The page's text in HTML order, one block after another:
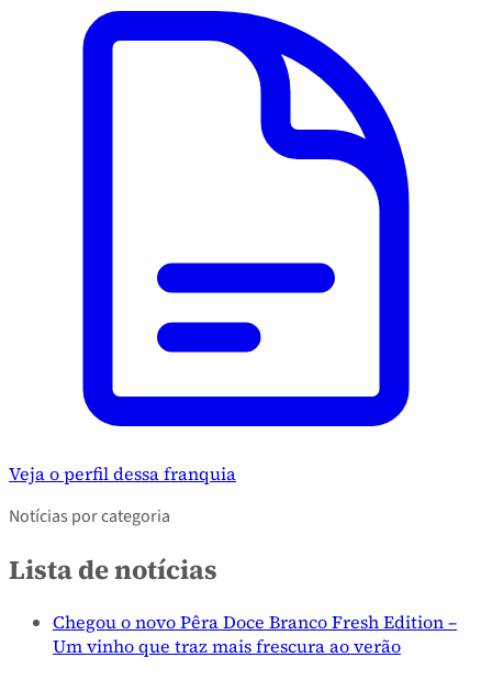
Veja o perfil dessa franquia
Notícias por categoria
Lista de notícias
Chegou o novo Pêra Doce Branco Fresh Edition –
Um vinho que traz mais frescura ao verão